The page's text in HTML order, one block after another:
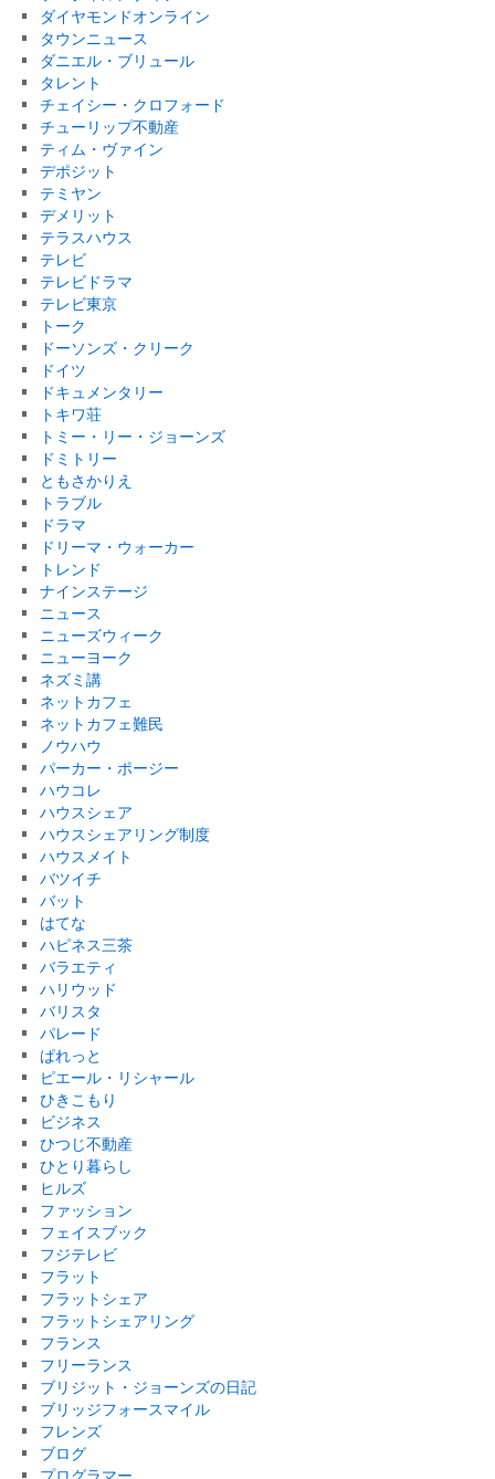
ダイヤモンドオンライン
タウンニュース
ダニエル・ブリュール
タレント
チェイシー・クロフォード
チューリップ不動産
ティム・ヴァイン
デポジット
テミヤン
デメリット
テラスハウス
テレビ
テレビドラマ
テレビ東京
トーク
ドーソンズ・クリーク
ドイツ
ドキュメンタリー
トキワ荘
トミー・リー・ジョーンズ
ドミトリー
ともさかりえ
トラブル
ドラマ
ドリーマ・ウォーカー
トレンド
ナインステージ
ニュース
ニューズウィーク
ニューヨーク
ネズミ講
ネットカフェ
ネットカフェ難民
ノウハウ
パーカー・ポージー
ハウコレ
ハウスシェア
ハウスシェアリング制度
ハウスメイト
バツイチ
バット
はてな
ハピネス三茶
バラエティ
ハリウッド
バリスタ
パレード
ぱれっと
ピエール・リシャール
ひきこもり
ビジネス
ひつじ不動産
ひとり暮らし
ヒルズ
ファッション
フェイスブック
フジテレビ
フラット
フラットシェア
フラットシェアリング
フランス
フリーランス
ブリジット・ジョーンズの日記
ブリッジフォースマイル
フレンズ
ブログ